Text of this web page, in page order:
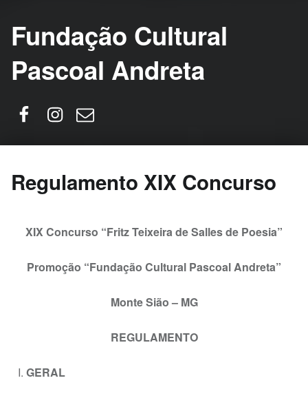
Fundação Cultural
Pascoal Andreta
Regulamento XIX Concurso
XIX Concurso “Fritz Teixeira de Salles de Poesia”
Promoção “Fundação Cultural Pascoal Andreta”
Monte Sião – MG
REGULAMENTO
GERAL